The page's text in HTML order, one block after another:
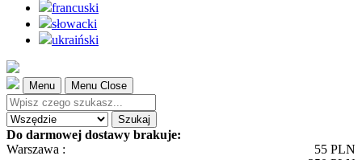
francuski
słowacki
ukraiński
Menu Menu Close
Szukaj
Do darmowej dostawy brakuje:
Warszawa :
55 PLN